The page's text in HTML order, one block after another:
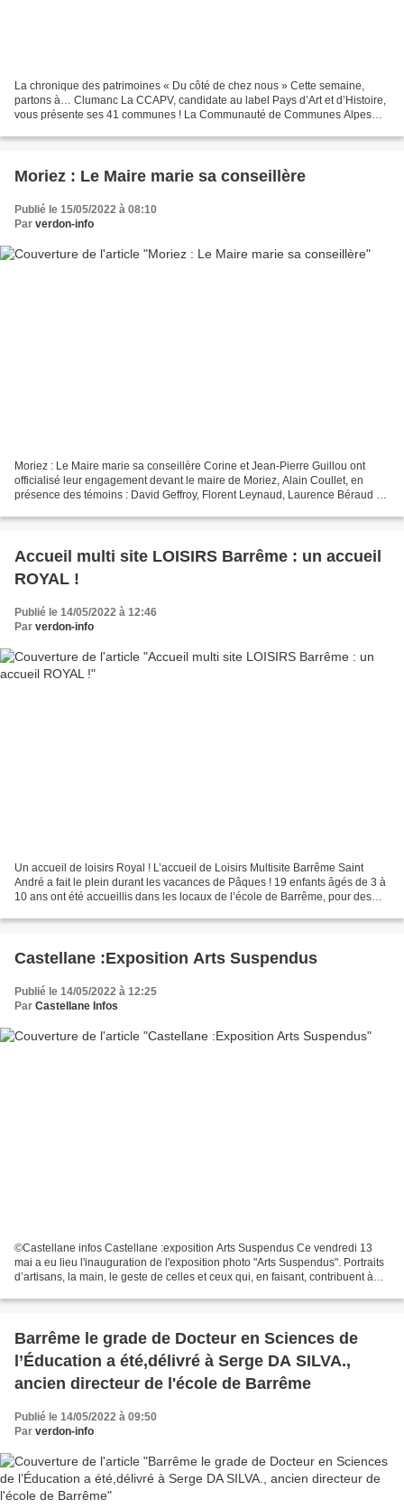
La chronique des patrimoines « Du côté de chez nous » Cette semaine,
partons à… Clumanc La CCAPV, candidate au label Pays d’Art et d’Histoire,
vous présente ses 41 communes ! La Communauté de Communes Alpes
Moriez : Le Maire marie sa conseillère
Publié le 15/05/2022 à 08:10
Par verdon-info
Moriez : Le Maire marie sa conseillère Corine et Jean-Pierre Guillou ont
officialisé leur engagement devant le maire de Moriez, Alain Coullet, en
présence des témoins : David Geffroy, Florent Leynaud, Laurence Béraud et
Accueil multi site LOISIRS Barrême : un accueil
ROYAL !
Publié le 14/05/2022 à 12:46
Par verdon-info
Un accueil de loisirs Royal ! L’accueil de Loisirs Multisite Barrême Saint
André a fait le plein durant les vacances de Pâques ! 19 enfants âgés de 3 à
10 ans ont été accueillis dans les locaux de l’école de Barrême, pour des
Castellane :Exposition Arts Suspendus
Publié le 14/05/2022 à 12:25
Par Castellane Infos
©Castellane infos Castellane :exposition Arts Suspendus Ce vendredi 13
mai a eu lieu l'inauguration de l'exposition photo "Arts Suspendus". Portraits
d’artisans, la main, le geste de celles et ceux qui, en faisant, contribuent à
Barrême le grade de Docteur en Sciences de
l’Éducation a été,délivré à Serge DA SILVA.,
ancien directeur de l'école de Barrême
Publié le 14/05/2022 à 09:50
Par verdon-info